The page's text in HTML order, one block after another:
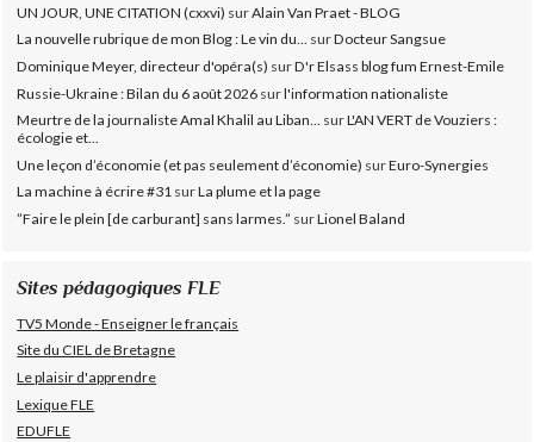
UN JOUR, UNE CITATION (cxxvi) surAlain Van Praet - BLOG
La nouvelle rubrique de mon Blog : Le vin du... surDocteur Sangsue
Dominique Meyer, directeur d'opéra(s) surD'r Elsass blog fum Ernest-Emile
Russie-Ukraine : Bilan du 6 août 2026 surl'information nationaliste
Meurtre de la journaliste Amal Khalil au Liban... surL'AN VERT de Vouziers :
écologie et...
Une leçon d’économie (et pas seulement d’économie) surEuro-Synergies
La machine à écrire #31 surLa plume et la page
”Faire le plein [de carburant] sans larmes.” surLionel Baland
Sites pédagogiques FLE
TV5 Monde - Enseigner le français
Site du CIEL de Bretagne
Le plaisir d'apprendre
Lexique FLE
EDUFLE